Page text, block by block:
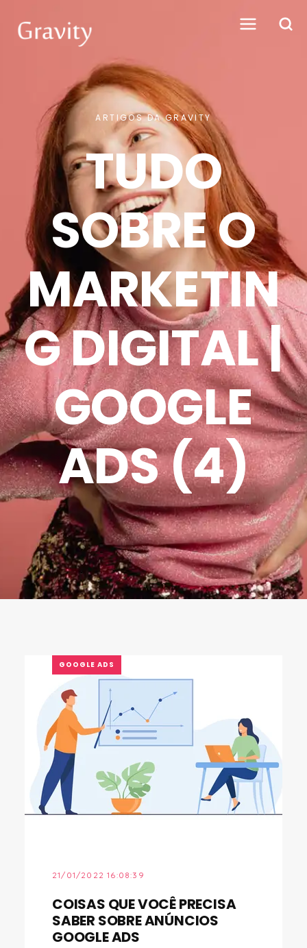
ARTIGOS DA GRAVITY
TUDO
SOBRE O
MARKETIN
G DIGITAL |
GOOGLE
ADS (4)
GOOGLE ADS
21/01/2022 16:08:39
COISAS QUE VOCÊ PRECISA
SABER SOBRE ANÚNCIOS
GOOGLE ADS